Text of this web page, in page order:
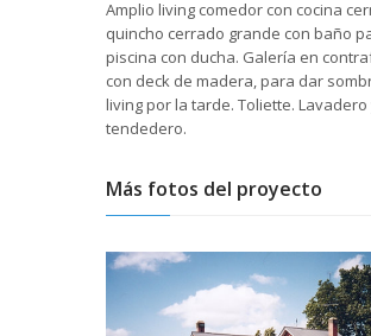
Amplio living comedor con cocina
quincho cerrado grande con baño
piscina con ducha. Galería en
con deck de madera, para dar
living por la tarde. Toliette. Lavadero
tendedero.
Más fotos del proyecto